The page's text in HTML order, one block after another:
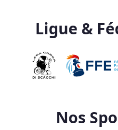
Ligue &
Nos